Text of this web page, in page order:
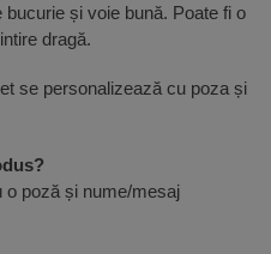
și voie bună. Poate fi o
dragă.
se personalizează cu poza și
o poză și nume/mesaj